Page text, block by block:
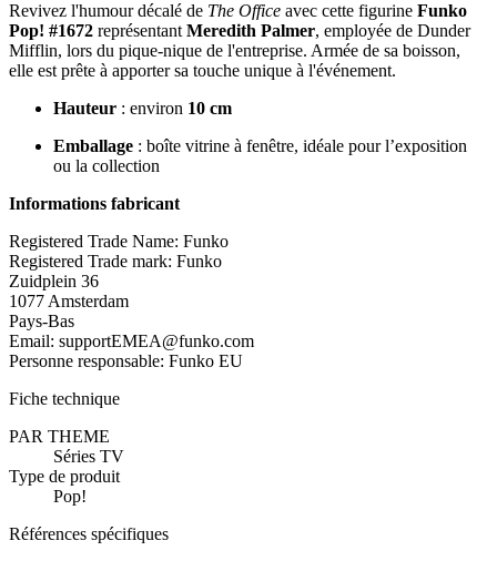
Revivez l'humour décalé de The Office avec cette figurine Funko
Pop! #1672 représentant Meredith Palmer, employée de Dunder
Mifflin, lors du pique-nique de l'entreprise. Armée de sa boisson,
elle est prête à apporter sa touche unique à l'événement.
Hauteur : environ 10 cm
Emballage : boîte vitrine à fenêtre, idéale pour l’exposition
ou la collection
Informations fabricant
Registered Trade Name: Funko
Registered Trade mark: Funko
Zuidplein 36
1077 Amsterdam
Pays-Bas
Email: supportEMEA@funko.com
Personne responsable: Funko EU
Fiche technique
PAR THEME
Séries TV
Type de produit
Pop!
Références spécifiques